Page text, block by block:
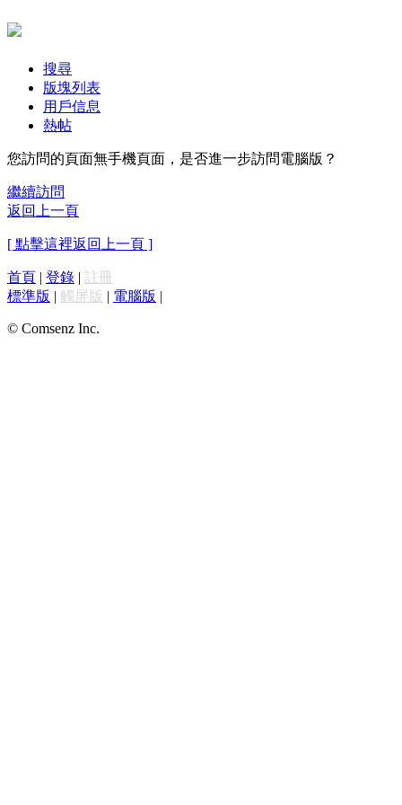
搜尋
版塊列表
用戶信息
熱帖
您訪問的頁面無手機頁面，是否進一步訪問電腦版？
繼續訪問
返回上一頁
[ 點擊這裡返回上一頁 ]
首頁 | 登錄 | 註冊
標準版 | 觸屏版 | 電腦版 |
© Comsenz Inc.